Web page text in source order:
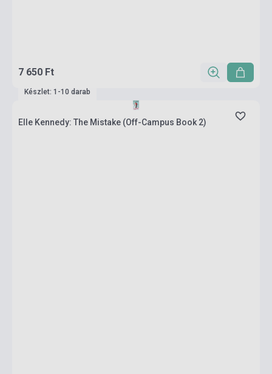
7 650 Ft
Készlet: 1-10 darab
Elle Kennedy: The Mistake (Off-Campus Book 2)